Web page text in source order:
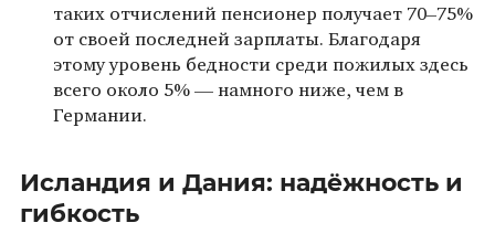
таких отчислений пенсионер получает 70–75%
от своей последней зарплаты. Благодаря
этому уровень бедности среди пожилых здесь
всего около 5% — намного ниже, чем в
Германии.
Исландия и Дания: надёжность и
гибкость